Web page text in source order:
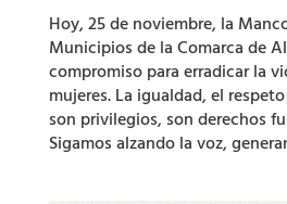
Hoy, 25 de noviembre, la
Municipios de la Comarca de
compromiso para erradicar la
mujeres. La igualdad, el
son privilegios, son derechos
Sigamos alzando la voz,